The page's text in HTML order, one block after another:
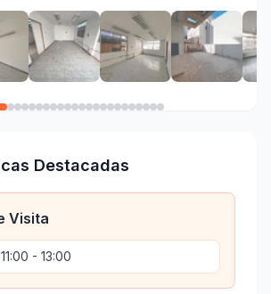
Destacadas
Visita
11:00 - 13:00